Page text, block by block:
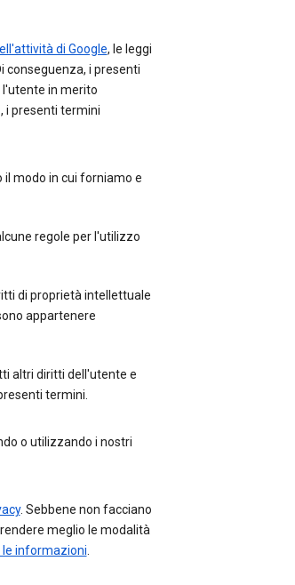
di Google, le leggi
conseguenza, i presenti
l'utente in merito
i presenti termini
il modo in cui forniamo e
regole per l'utilizzo
di proprietà intellettuale
appartenere
altri diritti dell'utente e
termini.
o utilizzando i nostri
. Sebbene non facciano
meglio le modalità
le informazioni